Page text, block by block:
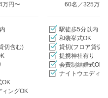
万円〜
60名／325万円
切含む)
OK
ィングOK
駅徒歩5分以内
和装挙式OK
貸切(フロア貸切
提携神社有り
会費制結婚式OK
ナイトウエディン